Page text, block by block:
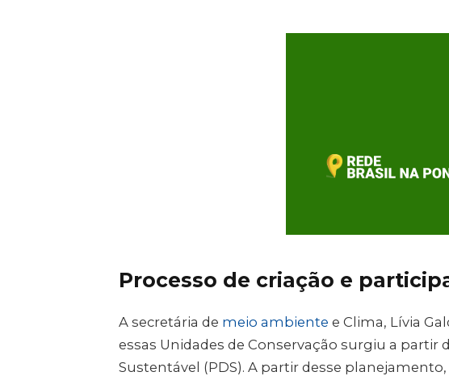
Processo de criação e
A secretária de meio ambiente e Clima, Lívia
essas Unidades de Conservação surgiu a partir
Sustentável (PDS). A partir desse